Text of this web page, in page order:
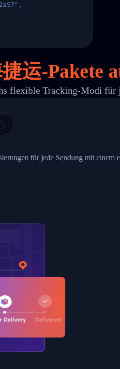
KONG-HONG KONG, HONG
up",
REPUBLIC"
运-Pakete
flexible Tracking-Modi für
für jede Sendung mit